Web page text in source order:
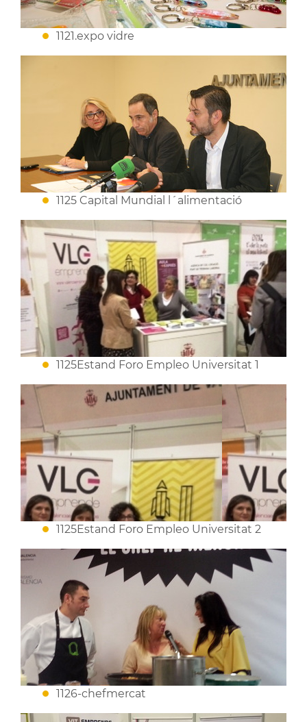
1121.expo vidre
1125 Capital Mundial l´alimentació
1125Estand Foro Empleo Universitat 1
1125Estand Foro Empleo Universitat 2
1126-chefmercat